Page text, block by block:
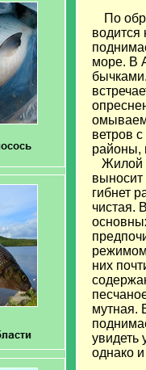
По
водится
море. В
ветров
районы,
Жилой
гибнет
чистая.
них
мутная.
увидеть
однако